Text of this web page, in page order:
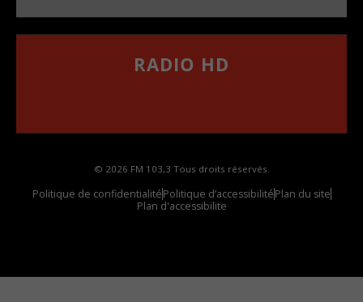
RADIO HD
© 2026 FM 103,3 Tous droits réservés.
Politique de confidentialitéPolitique d’accessibilitéPlan du site
Plan d'accessibilite